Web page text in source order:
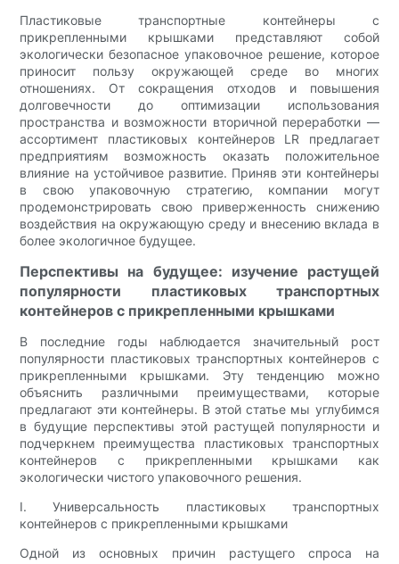
Пластиковые транспортные контейнеры с
прикрепленными крышками представляют собой
экологически безопасное упаковочное решение, которое
приносит пользу окружающей среде во многих
отношениях. От сокращения отходов и повышения
долговечности до оптимизации использования
пространства и возможности вторичной переработки —
ассортимент пластиковых контейнеров LR предлагает
предприятиям возможность оказать положительное
влияние на устойчивое развитие. Приняв эти контейнеры
в свою упаковочную стратегию, компании могут
продемонстрировать свою приверженность снижению
воздействия на окружающую среду и внесению вклада в
более экологичное будущее.
Перспективы на будущее: изучение растущей
популярности пластиковых транспортных
контейнеров с прикрепленными крышками
В последние годы наблюдается значительный рост
популярности пластиковых транспортных контейнеров с
прикрепленными крышками. Эту тенденцию можно
объяснить различными преимуществами, которые
предлагают эти контейнеры. В этой статье мы углубимся
в будущие перспективы этой растущей популярности и
подчеркнем преимущества пластиковых транспортных
контейнеров с прикрепленными крышками как
экологически чистого упаковочного решения.
I. Универсальность пластиковых транспортных
контейнеров с прикрепленными крышками
Одной из основных причин растущего спроса на